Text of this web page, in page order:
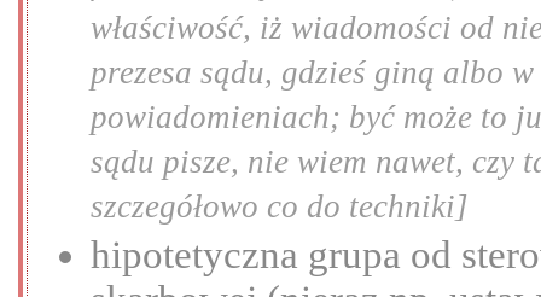
właściwość, iż wiadomości od
prezesa sądu, gdzieś giną albo
powiadomieniach; być może to
sądu pisze, nie wiem nawet, czy
szczegółowo co do techniki]
hipotetyczna grupa od